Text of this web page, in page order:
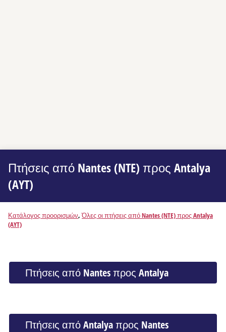
Πτήσεις από Nantes (NTE) προς Antalya
(AYT)
Κατάλογος προορισμών,Όλες οι πτήσεις από Nantes (NTE) προς Antalya
(AYT)
Πτήσεις από Nantes προς Antalya
Πτήσεις από Antalya προς Nantes